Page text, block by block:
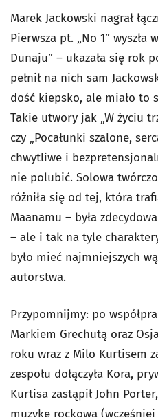
Marek Jackowski nagrał
Pierwsza pt. „No 1” wyszła
Dunaju” – ukazała się rok
pełnił na nich sam
dość kiepsko, ale miało to
Takie utwory jak „W życiu
czy „Pocałunki szalone,
chwytliwe i
nie polubić. Solowa
różniła się od tej, która
Maanamu – była
– ale i tak na tyle
było mieć najmniejszych
autorstwa.
Przypomnijmy: po
Markiem Grechutą oraz
roku wraz z Milo Kurtisem
zespołu dołączyła Kora,
Kurtisa zastąpił John
muzykę rockową